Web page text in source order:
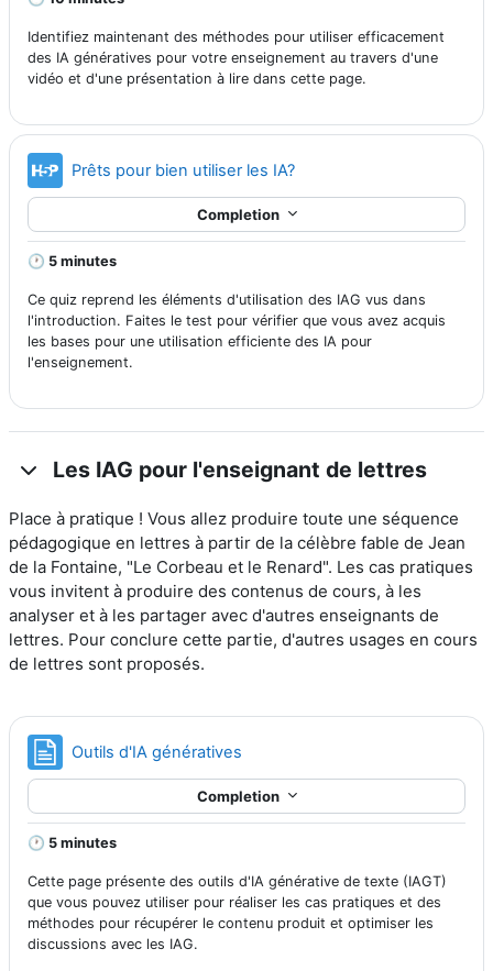
Identifiez maintenant des méthodes pour utiliser efficacement
des IA génératives pour votre enseignement au travers d'une
vidéo et d'une présentation à lire dans cette page.
Prêts pour bien utiliser les IA?H5P
Completion
🕐 5 minutes
Ce quiz reprend les éléments d'utilisation des IAG vus dans
l'introduction. Faites le test pour vérifier que vous avez acquis
les bases pour une utilisation efficiente des IA pour
l'enseignement.
Les IAG pour l'enseignant de lettres
Place à pratique ! Vous allez produire toute une séquence
pédagogique en lettres à partir de la célèbre fable de Jean
de la Fontaine, "Le Corbeau et le Renard". Les cas pratiques
vous invitent à produire des contenus de cours, à les
analyser et à les partager avec d'autres enseignants de
lettres. Pour conclure cette partie, d'autres usages en cours
de lettres sont proposés.
Outils d'IA génératives
Completion
🕐 5 minutes
Cette page présente des outils d'IA générative de texte (IAGT)
que vous pouvez utiliser pour réaliser les cas pratiques et des
méthodes pour récupérer le contenu produit et optimiser les
discussions avec les IAG.